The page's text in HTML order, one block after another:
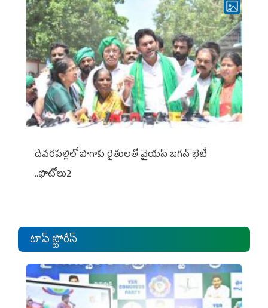
దేవరపల్లిలో పొగాకు రైతులతో వైయస్ జగన్ భేటీ
..ఫొటోలు2
టాప్ స్టోరీస్